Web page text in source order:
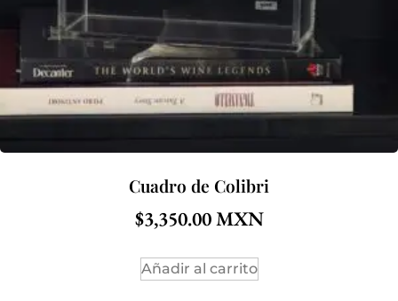
Cuadro de Colibri
$3,350.00
Añadir al carrito